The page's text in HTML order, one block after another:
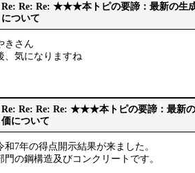
Re: Re: Re: ★★★本トピの要諦：最新の生
について
きさん
、気になりますね
Re: Re: Re: Re: ★★★本トピの要諦：最新
価について
和7年の得点開示結果が来ました。
門の鋼構造及びコンクリートです。